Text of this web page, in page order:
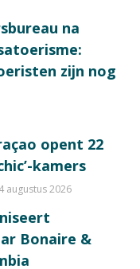
na
zijn nog
opent 22
kamers
4 augustus 2026
Bonaire &